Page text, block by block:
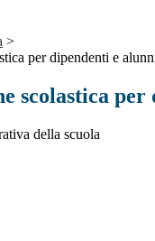
>
per dipendenti e
scolastica
della scuola